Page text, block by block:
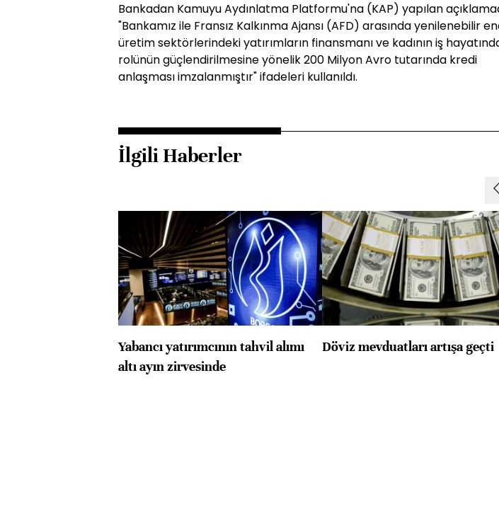
Bankadan Kamuyu Aydınlatma Platformu'na (KAP) yapılan
"Bankamız ile Fransız Kalkınma Ajansı (AFD) arasında yenilenebilir
üretim sektörlerindeki yatırımların finansmanı ve kadının iş
rolünün güçlendirilmesine yönelik 200 Milyon Avro tutarında kredi
anlaşması imzalanmıştır" ifadeleri kullanıldı.
İlgili Haberler
Yabancı yatırımcının tahvil alımı
altı ayın zirvesinde
Döviz mevduatları artışa geçti